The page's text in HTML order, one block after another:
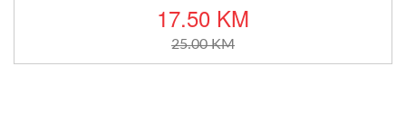
17.50 KM
25.00 KM